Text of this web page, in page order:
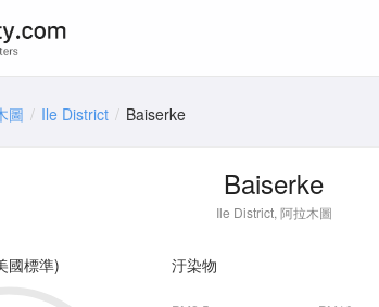
圖 Ile District Baiserke
Baiserke
Ile District, 阿拉木圖
國標準) 汙染物